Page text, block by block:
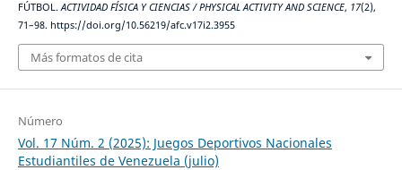
FÚTBOL.ACTIVIDAD FÍSICA Y CIENCIAS / PHYSICAL ACTIVITY AND SCIENCE, 17(2),
71–98. https://doi.org/10.56219/afc.v17i2.3955
Más formatos de cita
Número
Vol. 17 Núm. 2 (2025): Juegos Deportivos Nacionales
Estudiantiles de Venezuela (julio)